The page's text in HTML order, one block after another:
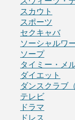
スカウト
スポーツ
セクキャバ
ソーシャルワ
ソープ
タイミー・メ
ダイエット
ダンスクラブ
テレビ
ドラマ
ドレス